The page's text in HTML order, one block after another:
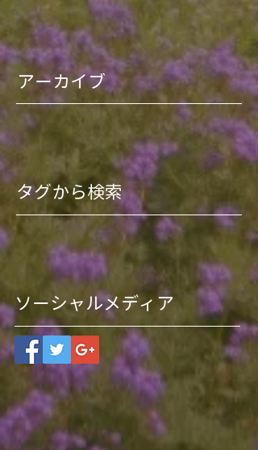
アーカイブ
タグから検索
ソーシャルメディア